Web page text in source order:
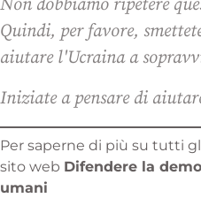
Non dobbiamo ripetere
Quindi, per favore,
aiutare l'Ucraina a
Iniziate a pensare di
Per saperne di più su tutti
sito web Difendere la
umani